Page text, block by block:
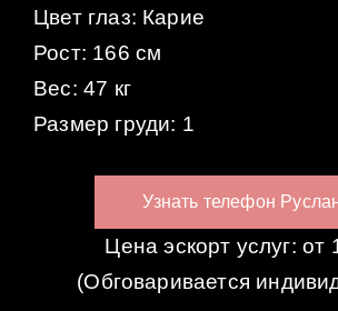
Цвет глаз: Карие
Рост: 166 см
Вес: 47 кг
Размер груди: 1
Узнать телефон
Цена эскорт услуг: от
(Обговаривается